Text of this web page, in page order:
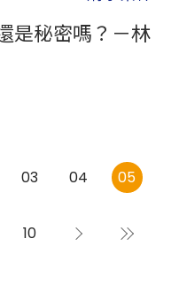
是秘密嗎？－林
03 04 05
10